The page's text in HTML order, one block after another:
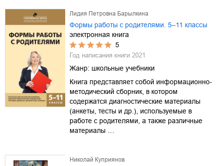
Лидия Петровна Барылкина
Формы работы с родителями. 5–11 классы
электронная книга
5
Год написания книги 2021
Жанр: школьные учебники
Книга представляет собой информационно-
методический сборник, в котором
содержатся диагностические материалы
(анкеты, тесты и др.), используемые в
работе с родителями, а также различные
материалы …
Николай Куприянов